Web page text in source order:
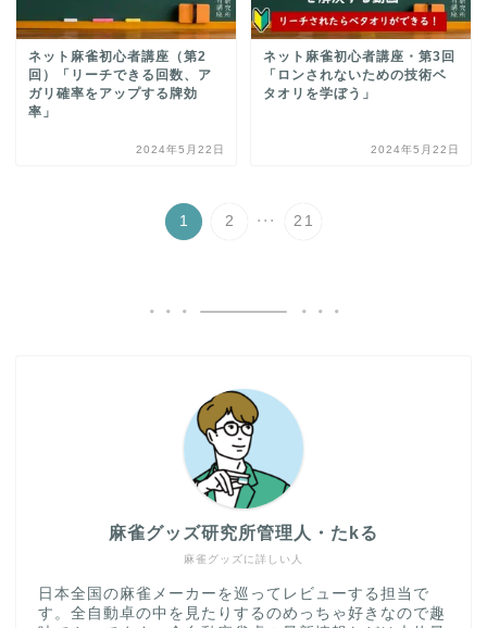
ネット麻雀初心者講座（第2
回）「リーチできる回数、ア
ガリ確率をアップする牌効
率」
2024年5月22日
ネット麻雀初心者講座・第3回
「ロンされないための技術ベ
タオリを学ぼう」
2024年5月22日
1 2 ... 21
麻雀グッズに詳しい人
麻雀グッズ研究所管理人・たkる
日本全国の麻雀メーカーを巡ってレビューする担当で
す。全自動卓の中を見たりするのめっちゃ好きなので趣